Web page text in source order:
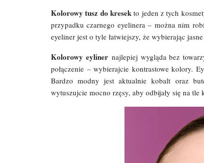
Kolorowy tusz do kresek to jeden z tych
przypadku czarnego eyelinera – można nim
eyeliner jest o tyle łatwiejszy, że wybierając
Kolorowy eylinernajlepiej wygląda bez
połączenie – wybierajcie kontrastowe kolory.
Bardzo modny jest aktualnie kobalt oraz
wytuszujcie mocno rzęsy, aby odbijały się na tle